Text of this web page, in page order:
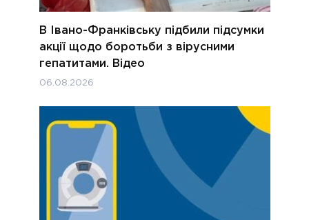
В Івано-Франківську підбили підсумки
акції щодо боротьби з вірусними
гепатитами. Відео
06.08.2026